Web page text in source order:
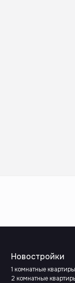
Новостройки
1 комнатные квартиры
2 комнатные